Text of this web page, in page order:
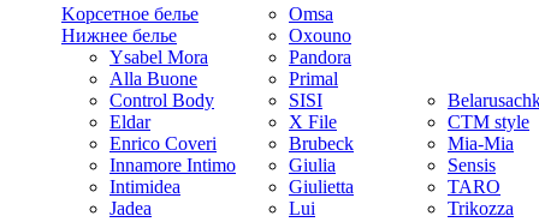
Kорсетное белье
Нижнее белье
Ysabel Mora
Alla Buone
Control Body
Eldar
Enrico Coveri
Innamore Intimo
Intimidea
Jadea
Omsa
Oxouno
Pandora
Primal
SISI
X File
Brubeck
Giulia
Giulietta
Lui
CTM style
Mia-Mia
Sensis
TARO
Trikozza